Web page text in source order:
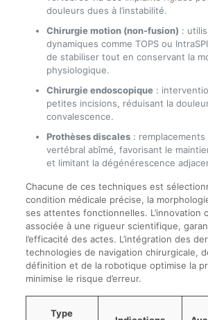
douleurs dues à l’instabilité.
Chirurgie motion (non-fusion) :
dynamiques comme TOPS ou
de stabiliser tout en conservant la
physiologique.
Chirurgie endoscopique:
petites incisions, réduisant la
convalescence.
Prothèses discales: remplacements
vertébral abîmé, favorisant le
et limitant la dégénérescence
Chacune de ces techniques est
condition médicale précise, la
ses attentes fonctionnelles. L’innovation
associée à une rigueur scientifique,
l’efficacité des actes. L’intégration des
technologies de navigation chirurgicale,
définition et de la robotique optimise la
minimise le risque d’erreur.
Type